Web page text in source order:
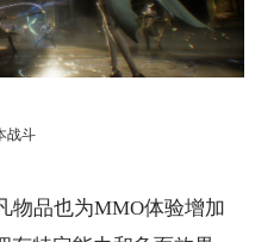
战斗
物品也为MMO体验增加